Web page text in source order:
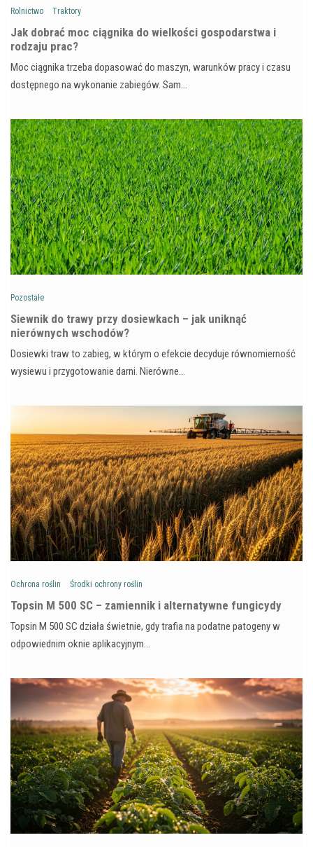
Rolnictwo Traktory
Jak dobrać moc ciągnika do wielkości gospodarstwa i
rodzaju prac?
Moc ciągnika trzeba dopasować do maszyn, warunków pracy i czasu
dostępnego na wykonanie zabiegów. Sam…
Pozostałe
Siewnik do trawy przy dosiewkach – jak uniknąć
nierównych wschodów?
Dosiewki traw to zabieg, w którym o efekcie decyduje równomierność
wysiewu i przygotowanie darni. Nierówne…
Ochrona roślin Środki ochrony roślin
Topsin M 500 SC – zamiennik i alternatywne fungicydy
Topsin M 500 SC działa świetnie, gdy trafia na podatne patogeny w
odpowiednim oknie aplikacyjnym…